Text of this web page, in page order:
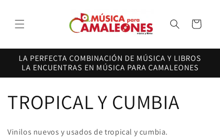
al contenido
Carrito
LA PERFECTA COMBINACIÓN DE MÚSICA Y LIBROS
LA ENCUENTRAS EN MÚSICA PARA CAMALEONES
C
o
TROPICAL Y CUMBIA
Vinilos nuevos y usados de tropical y cumbia.